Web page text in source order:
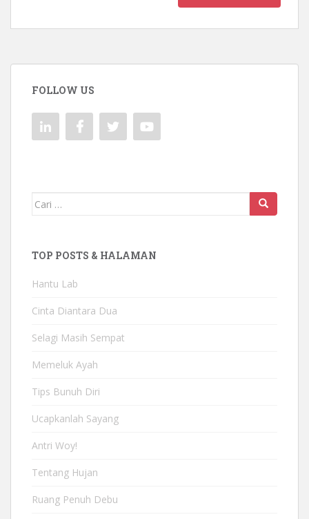
FOLLOW US
Mencari:
TOP POSTS & HALAMAN
Hantu Lab
Cinta Diantara Dua
Selagi Masih Sempat
Memeluk Ayah
Tips Bunuh Diri
Ucapkanlah Sayang
Antri Woy!
Tentang Hujan
Ruang Penuh Debu